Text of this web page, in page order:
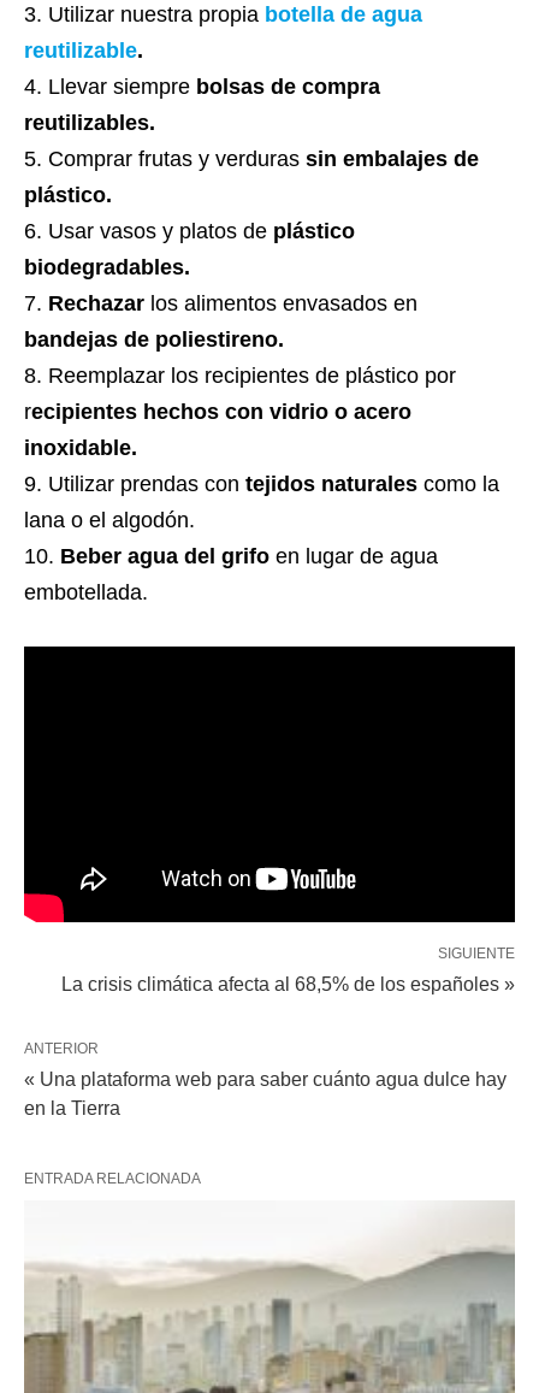
Utilizar nuestra propia botella de agua
reutilizable.
Llevar siempre bolsas de compra
reutilizables.
Comprar frutas y verduras sin embalajes de
plástico.
Usar vasos y platos de plástico
biodegradables.
Rechazar los alimentos envasados en
bandejas de poliestireno.
Reemplazar los recipientes de plástico por
recipientes hechos con vidrio o acero
inoxidable.
Utilizar prendas con tejidos naturales como la
lana o el algodón.
Beber agua del grifo en lugar de agua
embotellada.
SIGUIENTE
La crisis climática afecta al 68,5% de los españoles »
ANTERIOR
« Una plataforma web para saber cuánto agua dulce hay
en la Tierra
ENTRADA RELACIONADA